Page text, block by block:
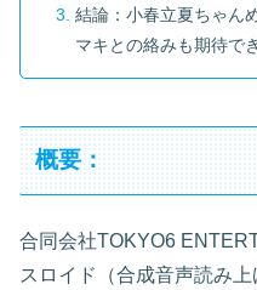
結論：小春立夏ちゃん
マキとの絡みも期待で
概要：
合同会社TOKYO6
スロイド（合成音声読み